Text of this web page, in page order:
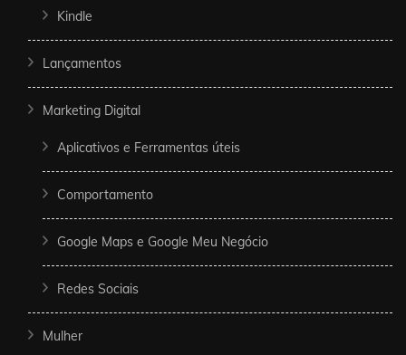
Kindle
Lançamentos
Marketing Digital
Aplicativos e Ferramentas úteis
Comportamento
Google Maps e Google Meu Negócio
Redes Sociais
Mulher